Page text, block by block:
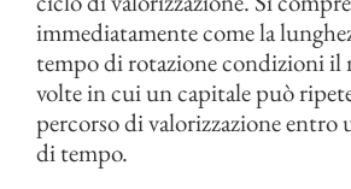
immediatamente come la
tempo di rotazione condizioni il
volte in cui un capitale può
percorso di valorizzazione entro
di tempo.